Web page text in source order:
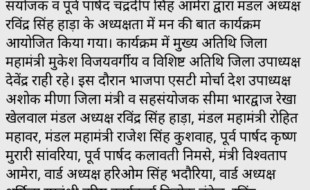
संयोजक व पूर्व पार्षद चंद्रदीप सिंह आमेरा द्वारा मंडल अध्यक्ष
रविंद्र सिंह हाड़ा के अध्यक्षता में मन की बात कार्यक्रम
आयोजित किया गया। कार्यक्रम में मुख्य अतिथि जिला
महामंत्री मुकेश विजयवर्गीय व विशिष्ट अतिथि जिला उपाध्यक्ष
देवेंद्र राही रहे। इस दौरान भाजपा एसटी मोर्चा प्रदेश उपाध्यक्ष
अशोक मीणा जिला मंत्री व सहसंयोजक सीमा भारद्वाज रेखा
खेलवाल मंडल अध्यक्ष रविंद्र सिंह हाड़ा, मंडल महामंत्री रोहित
महावर, मंडल महामंत्री राजेश सिंह कुशवाह, पूर्व पार्षद कृष्ण
मुरारी सांवरिया, पूर्व पार्षद कलावती निमसे, मंत्री विश्वप्रताप
आमेरा, वार्ड अध्यक्ष हरिओम सिंह भदौरिया, वार्ड अध्यक्ष